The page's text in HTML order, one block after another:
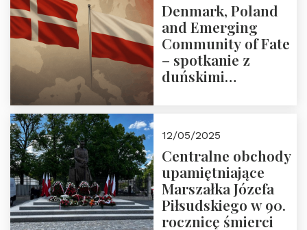
Denmark, Poland
and Emerging
Community of Fate
– spotkanie z
duńskimi
12/05/2025
Centralne obchody
upamiętniające
Marszałka Józefa
Piłsudskiego w 90.
rocznicę śmierci